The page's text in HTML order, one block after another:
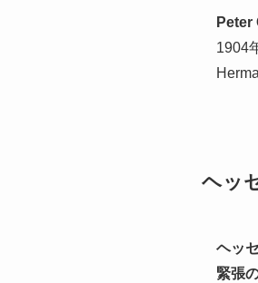
Peter
1904
ヘッ
ヘッ
緊張